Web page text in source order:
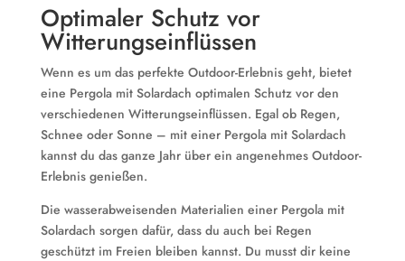
Optimaler Schutz vor
Witterungseinflüssen
Wenn es um das perfekte Outdoor-Erlebnis geht, bietet
eine Pergola mit Solardach optimalen Schutz vor den
verschiedenen Witterungseinflüssen. Egal ob Regen,
Schnee oder Sonne – mit einer Pergola mit Solardach
kannst du das ganze Jahr über ein angenehmes Outdoor-
Erlebnis genießen.
Die wasserabweisenden Materialien einer Pergola mit
Solardach sorgen dafür, dass du auch bei Regen
geschützt im Freien bleiben kannst. Du musst dir keine